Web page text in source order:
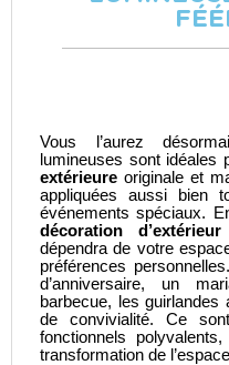
Vous l’aurez
lumineuses sont
extérieure originale et
appliquées aussi bien
événements spéciaux.
décoration
dépendra de votre
préférences
d’anniversaire, un
barbecue, les guirlandes
de convivialité. Ce
fonctionnels
transformation de